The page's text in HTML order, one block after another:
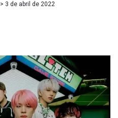
> 3 de abril de 2022